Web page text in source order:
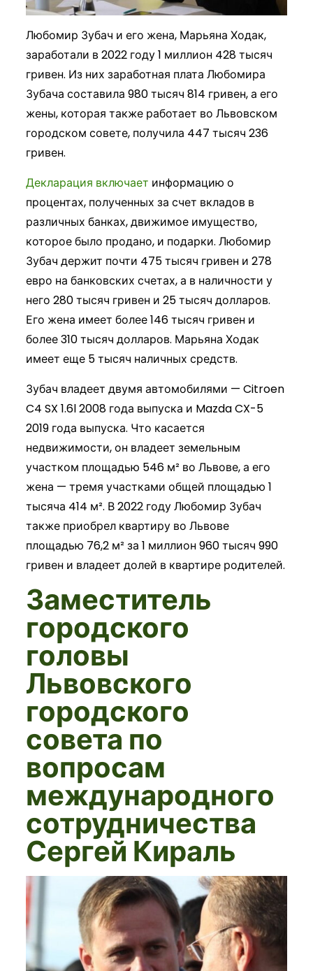
Любомир Зубач и его жена, Марьяна Ходак,
заработали в 2022 году 1 миллион 428 тысяч
гривен. Из них заработная плата Любомира
Зубача составила 980 тысяч 814 гривен, а его
жены, которая также работает во Львовском
городском совете, получила 447 тысяч 236
гривен.
Декларация включает информацию о
процентах, полученных за счет вкладов в
различных банках, движимое имущество,
которое было продано, и подарки. Любомир
Зубач держит почти 475 тысяч гривен и 278
евро на банковских счетах, а в наличности у
него 280 тысяч гривен и 25 тысяч долларов.
Его жена имеет более 146 тысяч гривен и
более 310 тысяч долларов. Марьяна Ходак
имеет еще 5 тысяч наличных средств.
Зубач владеет двумя автомобилями — Citroen
C4 SX 1.6l 2008 года выпуска и Mazda CX-5
2019 года выпуска. Что касается
недвижимости, он владеет земельным
участком площадью 546 м² во Львове, а его
жена — тремя участками общей площадью 1
тысяча 414 м². В 2022 году Любомир Зубач
также приобрел квартиру во Львове
площадью 76,2 м² за 1 миллион 960 тысяч 990
гривен и владеет долей в квартире родителей.
Заместитель
городского
головы
Львовского
городского
совета по
вопросам
международного
сотрудничества
Сергей Кираль